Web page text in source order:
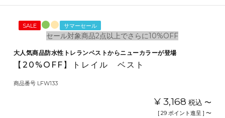
SALE サマーセール
セール対象商品2点以上でさらに10%OFF
大人気商品防水性トレランベストからニューカラーが登場
【20%OFF】トレイル ベスト
商品番号 LFW133
¥ 3,168 税込 〜
[ 29 ポイント進呈 ] 〜